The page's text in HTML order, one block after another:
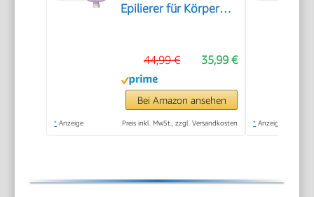
Epilierer für Körper
und rasieren,
Haarentferner für
Damen, Modell
BRE237/00
35,99 €
44,99 €
Bei Amazon ansehen
* Anzeige Preis inkl. MwSt., zzgl. Versandkosten * Anzeige